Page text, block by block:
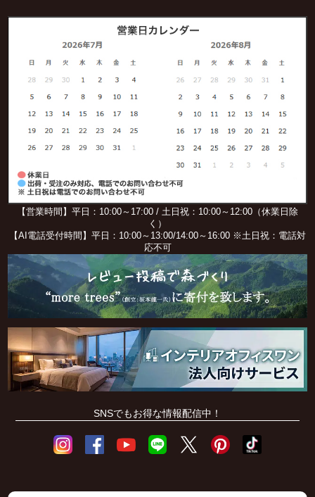
【営業時間】平日：10:00～17:00 / 土日祝：10:00～12:00（休業日除
く）
【AI電話受付時間】平日：10:00～13:00/14:00～16:00 ※土日祝：電話対
応不可
SNSでもお得な情報配信中！